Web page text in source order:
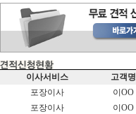
이사서비스 고객명
포장이사
이OO
포장이사
이OO